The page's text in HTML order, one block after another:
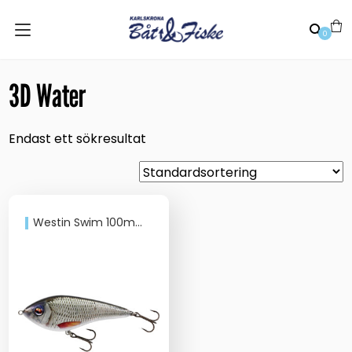
0
3D Water
Endast ett sökresultat
Westin Swim 100mm 31gr